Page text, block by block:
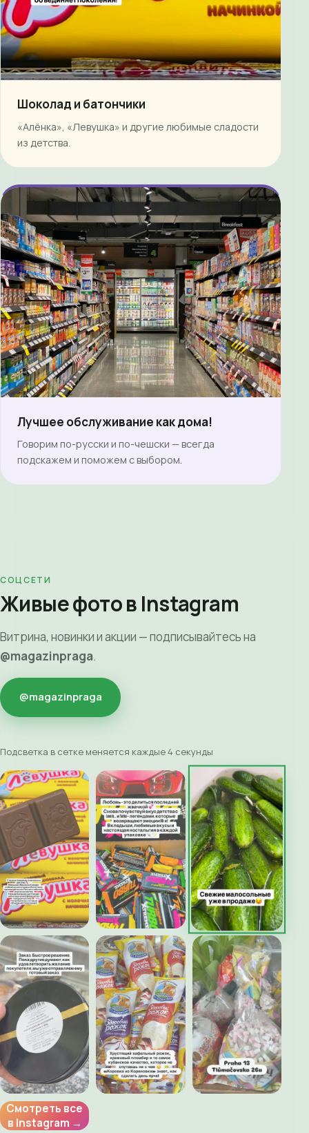
Шоколад и батончики
«Алёнка», «Левушка» и другие любимые сладости
из детства.
Лучшее обслуживание как дома!
Говорим по-русски и по-чешски — всегда
подскажем и поможем с выбором.
СОЦСЕТИ
Живые фото в Instagram
Витрина, новинки и акции — подписывайтесь на
@magazinpraga.
@magazinpraga
Подсветка в сетке меняется каждые 4 секунды
Смотреть все
в Instagram →